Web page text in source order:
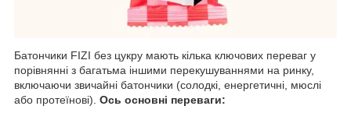
Батончики FIZI без цукру мають кілька ключових переваг у
порівнянні з багатьма іншими перекушуваннями на ринку,
включаючи звичайні батончики (солодкі, енергетичні, мюслі
або протеїнові). Ось основні переваги: